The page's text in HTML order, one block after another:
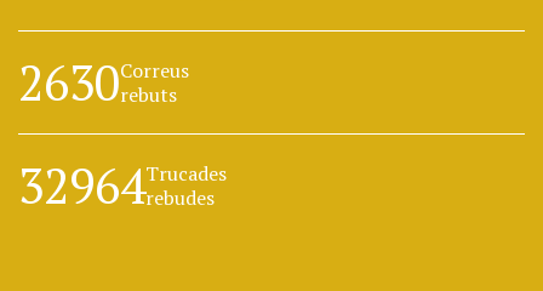
2630Correus
rebuts
32964Trucades
rebudes